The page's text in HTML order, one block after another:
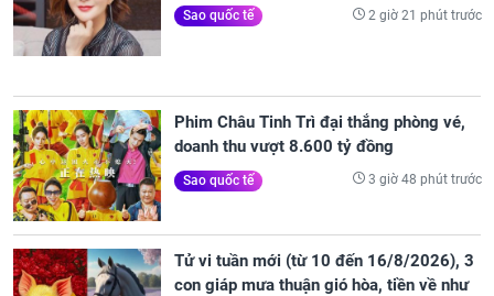
Sao quốc tế 2 giờ 21 phút trước
Phim Châu Tinh Trì đại thắng phòng vé,
doanh thu vượt 8.600 tỷ đồng
Sao quốc tế 3 giờ 48 phút trước
Tử vi tuần mới (từ 10 đến 16/8/2026), 3
con giáp mưa thuận gió hòa, tiền về như